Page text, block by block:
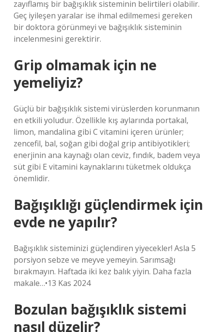
zayıflamış bir bağışıklık sisteminin belirtileri olabilir.
Geç iyileşen yaralar ise ihmal edilmemesi gereken
bir doktora görünmeyi ve bağışıklık sisteminin
incelenmesini gerektirir.
Grip olmamak için ne
yemeliyiz?
Güçlü bir bağışıklık sistemi virüslerden korunmanın
en etkili yoludur. Özellikle kış aylarında portakal,
limon, mandalina gibi C vitamini içeren ürünler;
zencefil, bal, soğan gibi doğal grip antibiyotikleri;
enerjinin ana kaynağı olan ceviz, fındık, badem veya
süt gibi E vitamini kaynaklarını tüketmek oldukça
önemlidir.
Bağışıklığı güçlendirmek için
evde ne yapılır?
Bağışıklık sisteminizi güçlendiren yiyecekler! Asla 5
porsiyon sebze ve meyve yemeyin. Sarımsağı
bırakmayın. Haftada iki kez balık yiyin. Daha fazla
makale…•13 Kas 2024
Bozulan bağışıklık sistemi
nasıl düzelir?